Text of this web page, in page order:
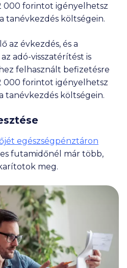
000 forintot igényelhetsz
tanévkezdés költségein.
az évkezdés, és a
adó-visszatérítést is
felhasznált befizetésre
000 forintot igényelhetsz
tanévkezdés költségein.
egészségpénztáron
futamidőnél már több,
meg.